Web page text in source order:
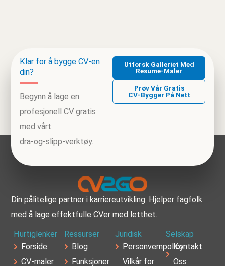
Klar for å bygge CV‑en
din?
Begynn å lage en
profesjonell CV gratis
med vårt
dra‑og‑slipp‑verktøy.
Utforsk Galleriet Med
Resume‑maler
Prøv Vår Gratis
CV‑bygger På Nett
Din pålitelige partner i karriereutvikling. Hjelper fagfolk
med å lage effektfulle CVer med letthet.
Hurtiglenker
Forside
CV-maler
Ressurser
Blog
Funksjoner
Juridisk
Personvernpolicy
Vilkår for
Selskap
Kontakt
Oss